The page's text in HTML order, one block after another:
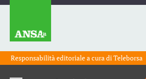
Responsabilità editoriale a cura diTeleborsa